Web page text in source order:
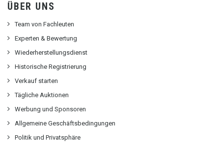
ÜBER UNS
Team von Fachleuten
Experten & Bewertung
Wiederherstellungsdienst
Historische Registrierung
Verkauf starten
Tägliche Auktionen
Werbung und Sponsoren
Allgemeine Geschäftsbedingungen
Politik und Privatsphäre